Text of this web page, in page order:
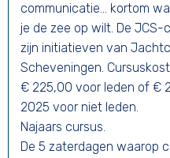
communicatie... kortom
je de zee op wilt. De
zijn initiatieven van
Scheveningen.
€ 225,00 voor leden of €
2025 voor niet leden.
Najaars cursus.
De 5 zaterdagen waarop